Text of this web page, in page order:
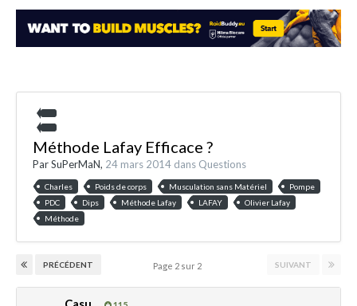
Méthode Lafay Efficace ?
ParSuPerMaN, 24 mars 2014 dans Questions
Charles Poids de corps Musculation sans Matériel
Pompe
PDC
Dips Méthode Lafay LAFAY
Olivier Lafay
Méthode
PRÉCÉDENT SUIVANT
Page 2 sur 2